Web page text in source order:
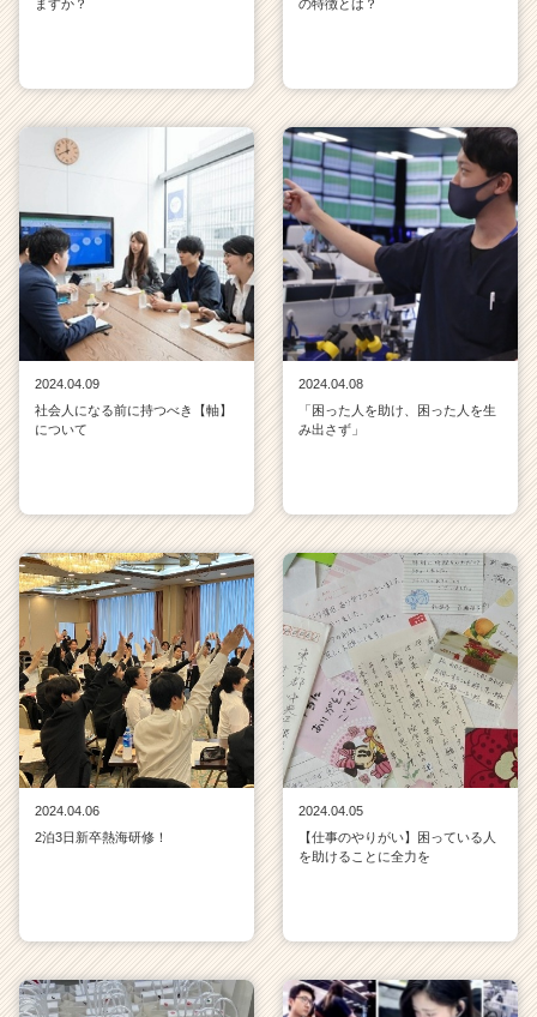
ますか？ の特徴とは？
2024.04.09
社会人になる前に持つべき【軸】
について
2024.04.08
「困った人を助け、困った人を生
み出さず」
2024.04.06
2泊3日新卒熱海研修！
2024.04.05
【仕事のやりがい】困っている人
を助けることに全力を